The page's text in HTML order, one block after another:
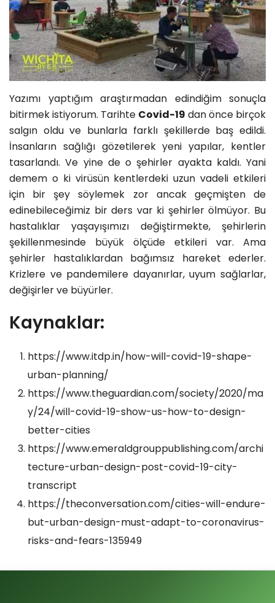
Yazımı yaptığım araştırmadan edindiğim sonuçla
bitirmek istiyorum. Tarihte Covid-19 dan önce birçok
salgın oldu ve bunlarla farklı şekillerde baş edildi.
İnsanların sağlığı gözetilerek yeni yapılar, kentler
tasarlandı. Ve yine de o şehirler ayakta kaldı. Yani
demem o ki virüsün kentlerdeki uzun vadeli etkileri
için bir şey söylemek zor ancak geçmişten de
edinebileceğimiz bir ders var ki şehirler ölmüyor. Bu
hastalıklar yaşayışımızı değiştirmekte, şehirlerin
şekillenmesinde büyük ölçüde etkileri var. Ama
şehirler hastalıklardan bağımsız hareket ederler.
Krizlere ve pandemilere dayanırlar, uyum sağlarlar,
değişirler ve büyürler.
Kaynaklar:
https://www.itdp.in/how-will-covid-19-shape-
urban-planning/
https://www.theguardian.com/society/2020/ma
y/24/will-covid-19-show-us-how-to-design-
better-cities
https://www.emeraldgrouppublishing.com/archi
tecture-urban-design-post-covid-19-city-
transcript
https://theconversation.com/cities-will-endure-
but-urban-design-must-adapt-to-coronavirus-
risks-and-fears-135949